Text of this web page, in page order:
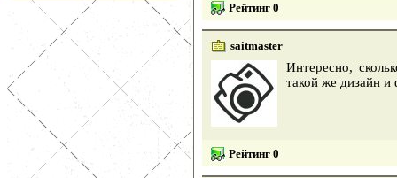
Рейтинг 0
saitmaster
Интересно,
такой же дизайн
Рейтинг 0